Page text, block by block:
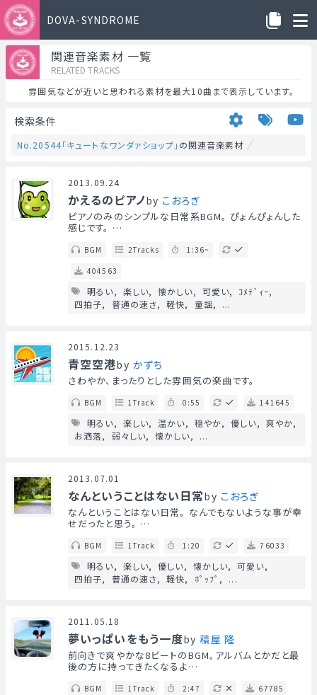
DOVA-SYNDROME
関連音楽素材 一覧
RELATED TRACKS
雰囲気などが近いと思われる素材を最大10曲まで表示しています。
検索条件
No.20544「キュートなワンダァショップ」 の関連音楽素材
2013.09.24
かえるのピアノby こおろぎ
ピアノのみのシンプルな日常系BGM。 ぴょんぴょんした
感じです。 …
BGM 2Tracks
1:36~
404563
明るい 楽しい 懐かしい 可愛い
ｺﾒﾃﾞｨｰ
四拍子
普通の速さ 軽快 童謡 ...
2015.12.23
青空空港by かずち
さわやか、まったりとした雰囲気の楽曲です。
BGM 1Track 0:55 141645
明るい 楽しい 温かい 穏やか 優しい
爽やか
お洒落
弱々しい 懐かしい ...
2013.07.01
なんということはない日常by こおろぎ
なんということはない日常。 なんでもないような事が幸
せだったと思う。 …
BGM 1Track 1:20 76033
明るい 楽しい 優しい 懐かしい
可愛い
四拍子
普通の速さ 軽快 ﾎﾟｯﾌﾟ ...
2011.05.18
夢いっぱいをもう一度by 稿屋 隆
前向きで爽やかな8ビートのBGM。アルバムとかだと最
後の方に持ってきたくなるよ…
BGM 1Track 2:47 67785